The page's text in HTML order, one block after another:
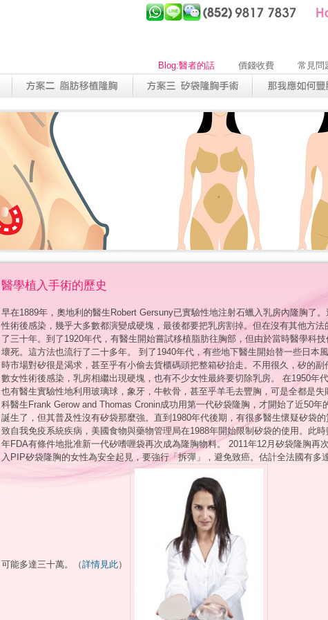
Blog:醫者的話 價錢收費 常見問
醫學植入手術的歷史
早在1889年，奧地利的醫生Robert Gersuny已實驗性地注射石蠟入乳房內隆胸了
性術後感染，幾乎大多數都演變成硬塊，最後都要把乳房割掉。但在沒有其他方
了三十年。到了1920年代，有醫生開始嘗試移植脂肪往胸部，但由於當時醫學科
壞死。這方法也流行了二十多年。 到了1940年代，有些地下醫生開始替一些日本
時市場對矽很是渴求，甚至乎有小偷去貨櫃碼頭把整箱矽抬走。不用很久，矽的
數女性術後感染，乳房相繼出現硬塊，也有不少女性最終要切除乳房。 在1950年
也有醫生實驗性地利用玻璃球，象牙，牛軟骨，甚至乎羊毛去豐胸，可是全都是
科醫生Frank Gerow and Thomas Cronin成功用第一代矽袋隆胸，才開始了近50年
誕生了，但其普及性沒有矽袋那麼強。直到1980年代後期，有很多醫生懷疑矽袋
致自我免疫系統疾病，美國食物與藥物管理局在1988年開始限制矽袋的使用。此
年FDA有條件地批准新一代矽嗜喱袋再次成為隆胸物料。 2011年12月矽袋隆胸再
入PIP矽袋隆胸的女性為安全起見，要強行「拆彈」，避免致癌。估計全法國有多
可能多達三十萬。（詳情見此）